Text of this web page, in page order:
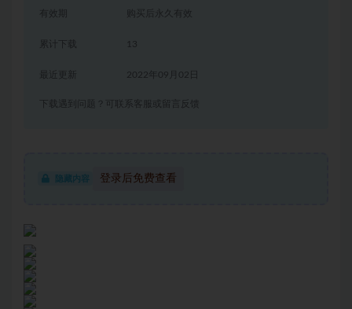
有效期 购买后永久有效
累计下载 13
2022年09月02日
下载遇到问题？可联系客服或留言反馈
隐藏内容 登录后免费查看